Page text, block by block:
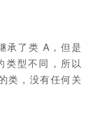
承了类 A，但是
类型不同，所以
类，没有任何关